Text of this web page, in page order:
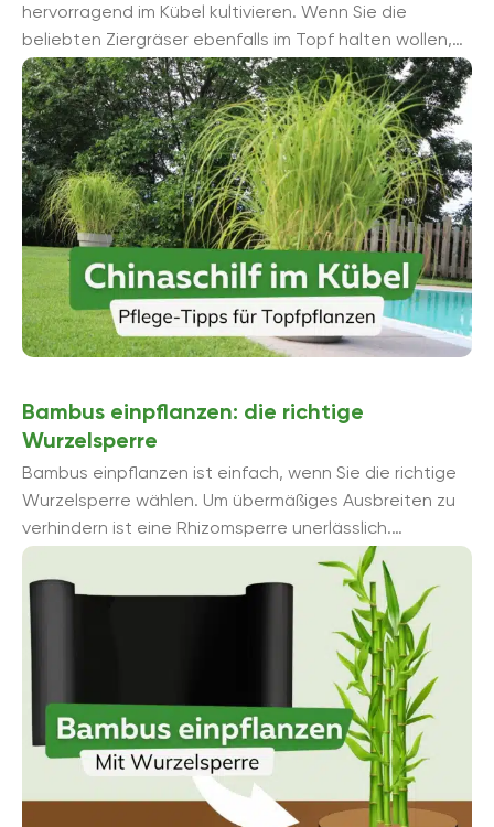
hervorragend im Kübel kultivieren. Wenn Sie die
beliebten Ziergräser ebenfalls im Topf halten wollen,
müssen Sie bestimmte Punkte bei der Pflege ...
Bambus einpflanzen: die richtige
Wurzelsperre
Bambus einpflanzen ist einfach, wenn Sie die richtige
Wurzelsperre wählen. Um übermäßiges Ausbreiten zu
verhindern ist eine Rhizomsperre unerlässlich.
Geeignetes Material, Tiefe und Durchmesser sind
ebenso wichtig ...